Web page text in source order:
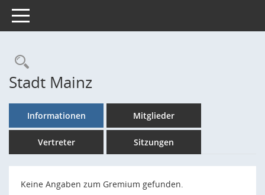
Toggle navigation
Rechercheauswahl
Stadt Mainz
Informationen Mitglieder
Vertreter Sitzungen
Keine Angaben zum Gremium gefunden.